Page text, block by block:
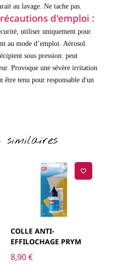
au lavage. Ne tache pas.
d'emploi :
utiliser uniquement pour
au mode d’emploi. Aérosol
sous pression: peut
Provoque une sévère irritation
être tenu pour responsable d'un
similaires
COLLE ANTI-
EFFILOCHAGE PRYM
8,90€